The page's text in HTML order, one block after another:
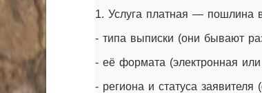
1. Услуга платная — пошлина
- типа выписки (они бывают
- её формата (электронная
- региона и статуса